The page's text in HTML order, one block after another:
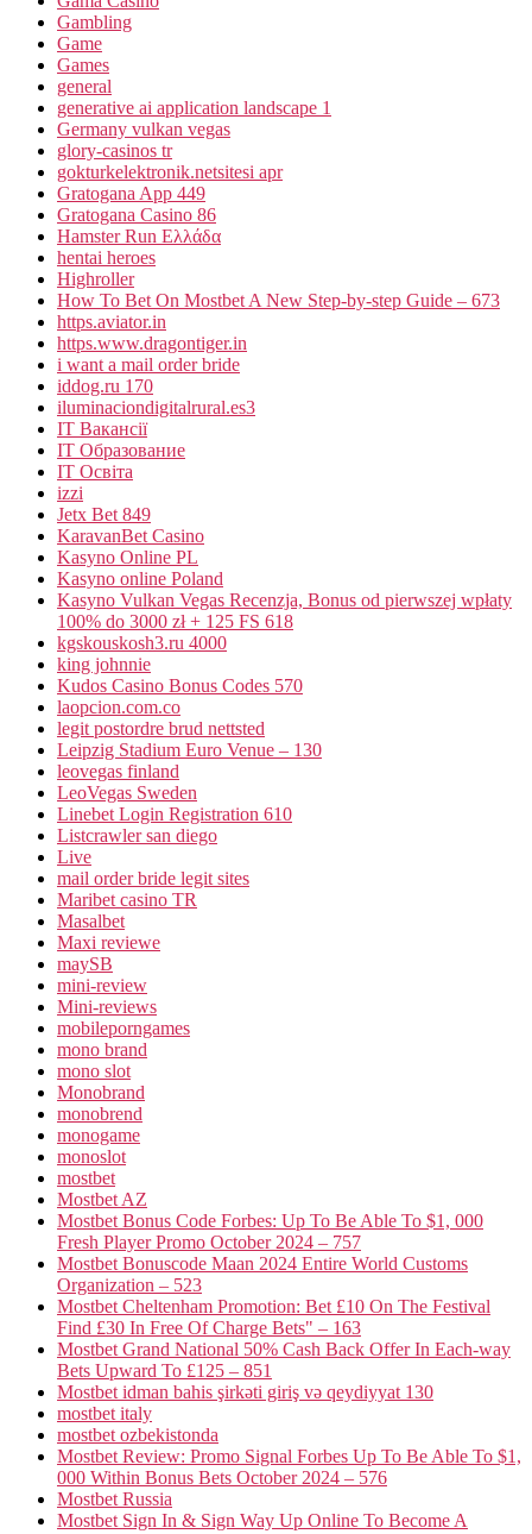
Gambling
Game
Games
general
generative ai application landscape 1
Germany vulkan vegas
glory-casinos tr
gokturkelektronik.netsitesi apr
Gratogana App 449
Gratogana Casino 86
Hamster Run Ελλάδα
hentai heroes
Highroller
How To Bet On Mostbet A New Step-by-step Guide – 673
https.aviator.in
https.www.dragontiger.in
i want a mail order bride
iddog.ru 170
iluminaciondigitalrural.es3
IT Вакансії
IT Образование
IT Освіта
izzi
Jetx Bet 849
KaravanBet Casino
Kasyno Online PL
Kasyno online Poland
Kasyno Vulkan Vegas Recenzja, Bonus od pierwszej wpłaty
100% do 3000 zł + 125 FS 618
kgskouskosh3.ru 4000
king johnnie
Kudos Casino Bonus Codes 570
laopcion.com.co
legit postordre brud nettsted
Leipzig Stadium Euro Venue – 130
leovegas finland
LeoVegas Sweden
Linebet Login Registration 610
Listcrawler san diego
Live
mail order bride legit sites
Maribet casino TR
Masalbet
Maxi reviewe
maySB
mini-review
Mini-reviews
mobileporngames
mono brand
mono slot
Monobrand
monobrend
monogame
monoslot
mostbet
Mostbet AZ
Mostbet Bonus Code Forbes: Up To Be Able To $1, 000
Fresh Player Promo October 2024 – 757
Mostbet Bonuscode Maan 2024 Entire World Customs
Organization – 523
Mostbet Cheltenham Promotion: Bet £10 On The Festival
Find £30 In Free Of Charge Bets" – 163
Mostbet Grand National 50% Cash Back Offer In Each-way
Bets Upward To £125 – 851
Mostbet idman bahis şirkəti giriş və qeydiyyat 130
mostbet italy
mostbet ozbekistonda
Mostbet Review: Promo Signal Forbes Up To Be Able To $1,
000 Within Bonus Bets October 2024 – 576
Mostbet Russia
Mostbet Sign In & Sign Way Up Online To Become A